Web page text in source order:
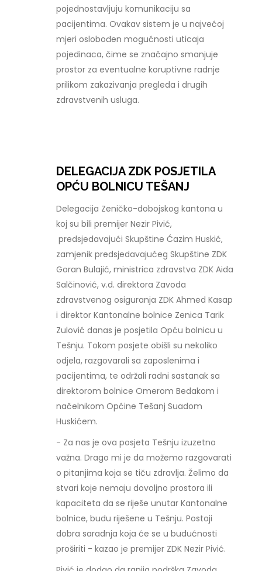
pojednostavljuju komunikaciju sa
pacijentima. Ovakav sistem je u najvećoj
mjeri oslobođen mogućnosti uticaja
pojedinaca, čime se značajno smanjuje
prostor za eventualne koruptivne radnje
prilikom zakazivanja pregleda i drugih
zdravstvenih usluga.
DELEGACIJA ZDK POSJETILA
OPĆU BOLNICU TEŠANJ
Delegacija Zeničko-dobojskog kantona u
koj su bili premijer Nezir Pivić,
predsjedavajući Skupštine Ćazim Huskić,
zamjenik predsjedavajućeg Skupštine ZDK
Goran Bulajić, ministrica zdravstva ZDK Aida
Salčinović, v.d. direktora Zavoda
zdravstvenog osiguranja ZDK Ahmed Kasap
i direktor Kantonalne bolnice Zenica Tarik
Zulović danas je posjetila Opću bolnicu u
Tešnju. Tokom posjete obišli su nekoliko
odjela, razgovarali sa zaposlenima i
pacijentima, te održali radni sastanak sa
direktorom bolnice Omerom Bedakom i
načelnikom Općine Tešanj Suadom
Huskićem.
- Za nas je ova posjeta Tešnju izuzetno
važna. Drago mi je da možemo razgovarati
o pitanjima koja se tiču zdravlja. Želimo da
stvari koje nemaju dovoljno prostora ili
kapaciteta da se riješe unutar Kantonalne
bolnice, budu riješene u Tešnju. Postoji
dobra saradnja koja će se u budućnosti
proširiti - kazao je premijer ZDK Nezir Pivić.